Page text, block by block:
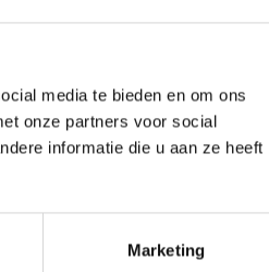
media te bieden en om ons
onze partners voor social
informatie die u aan ze heeft
Marketing